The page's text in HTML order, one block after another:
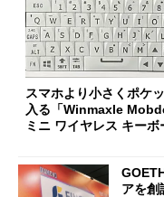
スマホより小さくポケ
入る「Winmaxle
ミニ ワイヤレス キーボ
アを創